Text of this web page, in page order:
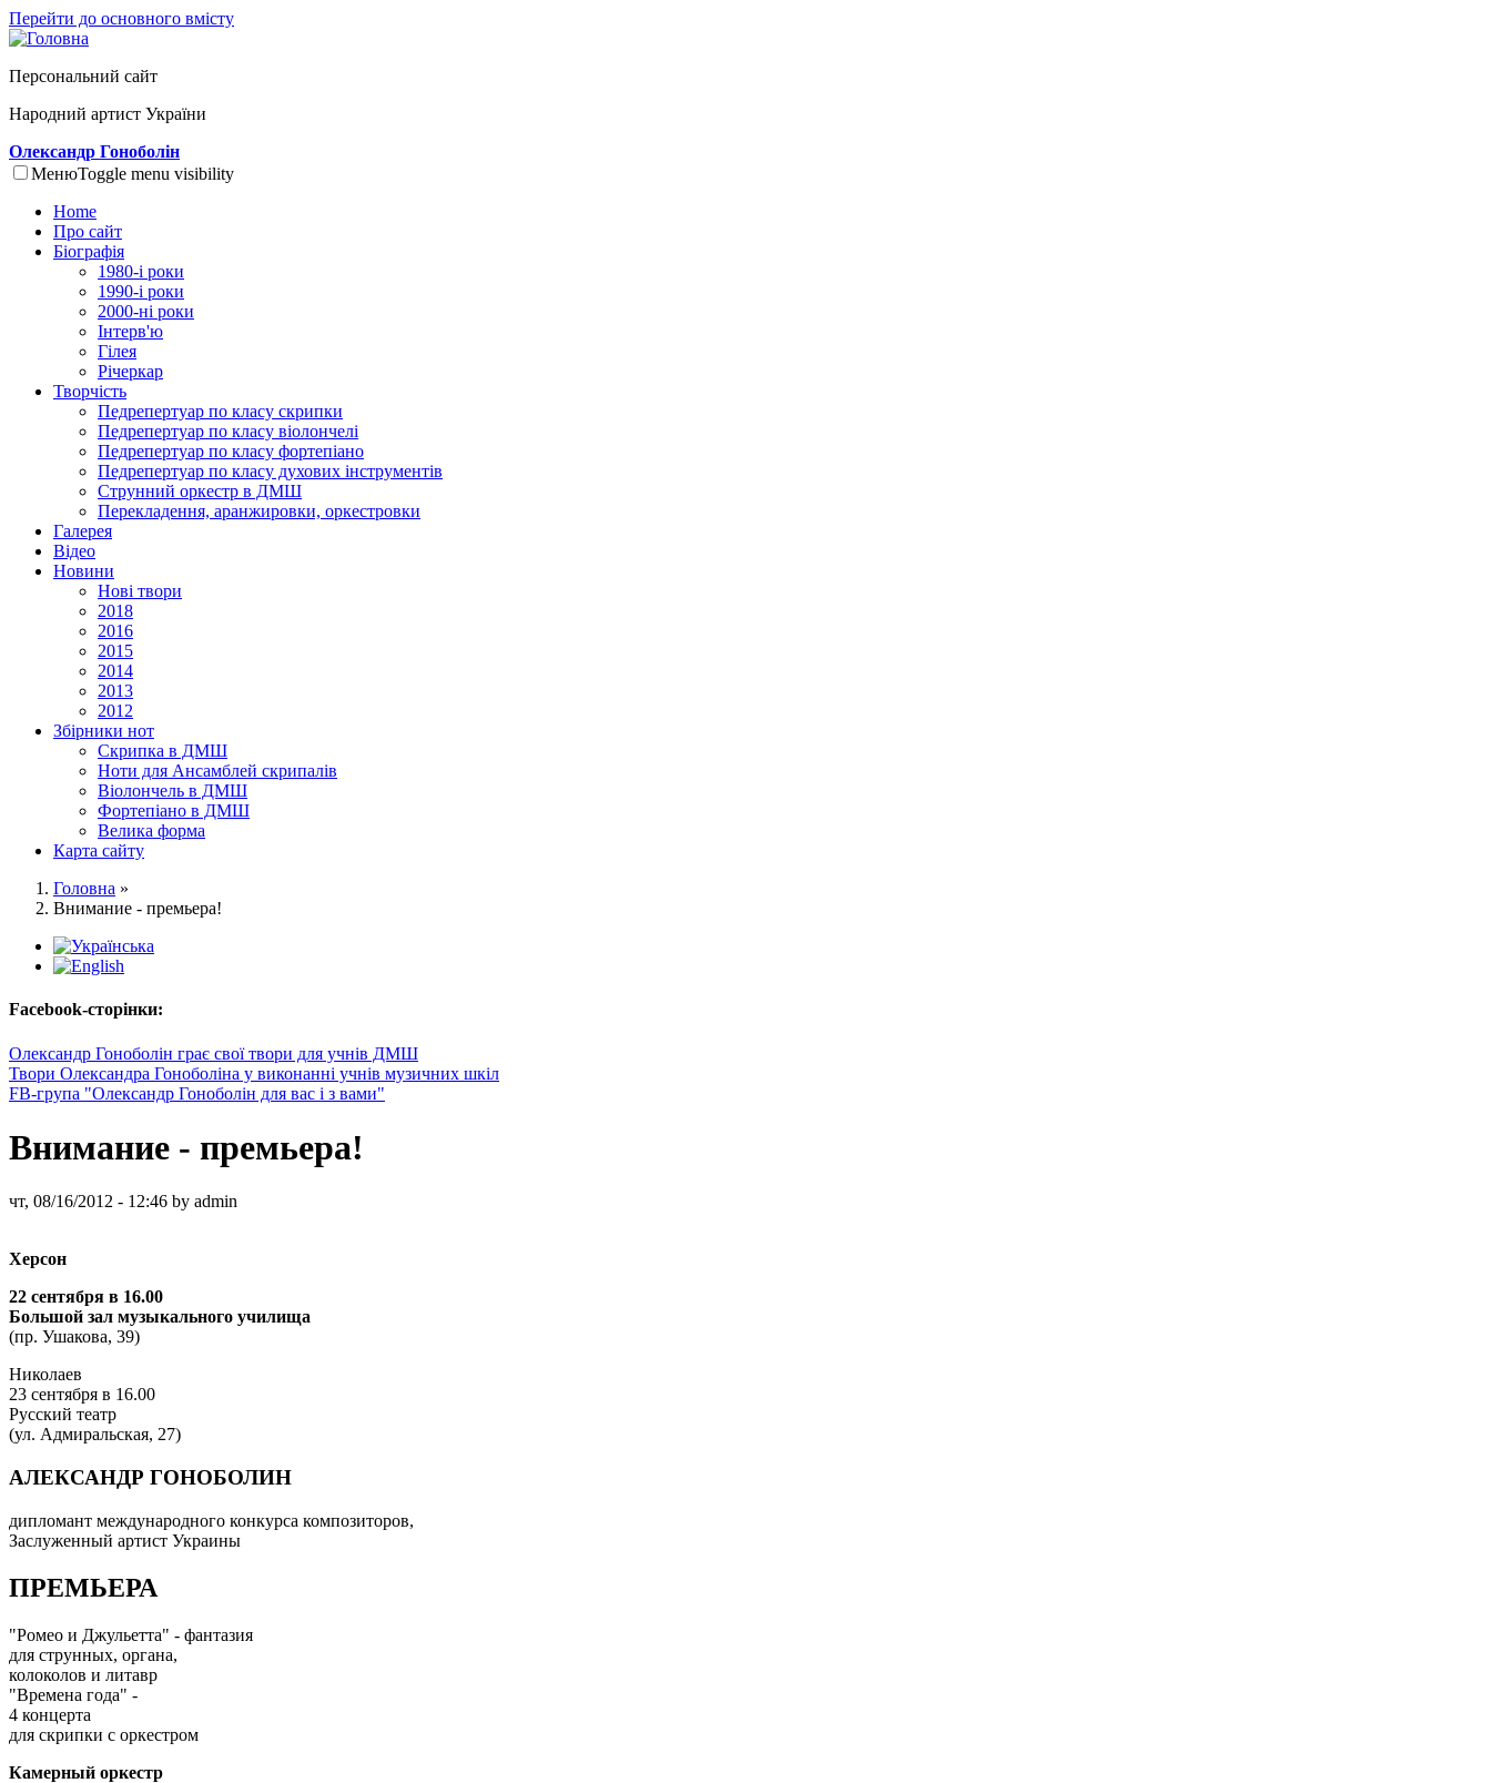
Перейти до основного вмісту
Персональний сайт
Народний артист України
Олександр Гоноболін
МенюToggle menu visibility
Home
Про сайт
Біографія
1980-і роки
1990-і роки
2000-ні роки
Інтерв'ю
Гілея
Річеркар
Творчість
Педрепертуар по класу скрипки
Педрепертуар по класу віолончелі
Педрепертуар по класу фортепіано
Педрепертуар по класу духових інструментів
Струнний оркестр в ДМШ
Перекладення, аранжировки, оркестровки
Галерея
Відео
Новини
Нові твори
2018
2016
2015
2014
2013
2012
Збірники нот
Скрипка в ДМШ
Ноти для Ансамблей скрипалів
Віолончель в ДМШ
Фортепіано в ДМШ
Велика форма
Карта сайту
Головна »
Внимание - премьера!
Facebook-сторінки:
Олександр Гоноболін грає свої твори для учнів ДМШ
Твори Олександра Гоноболіна у виконанні учнів музичних шкіл
FB-група "Олександр Гоноболін для вас і з вами"
Внимание - премьера!
чт, 08/16/2012 - 12:46 by admin
Херсон
22 сентября в 16.00
Большой зал музыкального училища
(пр. Ушакова, 39)
Николаев
23 сентября в 16.00
Русский театр
(ул. Адмиральская, 27)
АЛЕКСАНДР ГОНОБОЛИН
дипломант международного конкурса композиторов,
Заслуженный артист Украины
ПРЕМЬЕРА
"Ромео и Джульетта" - фантазия
для струнных, органа,
колоколов и литавр
"Времена года" -
4 концерта
для скрипки с оркестром
Камерный оркестр